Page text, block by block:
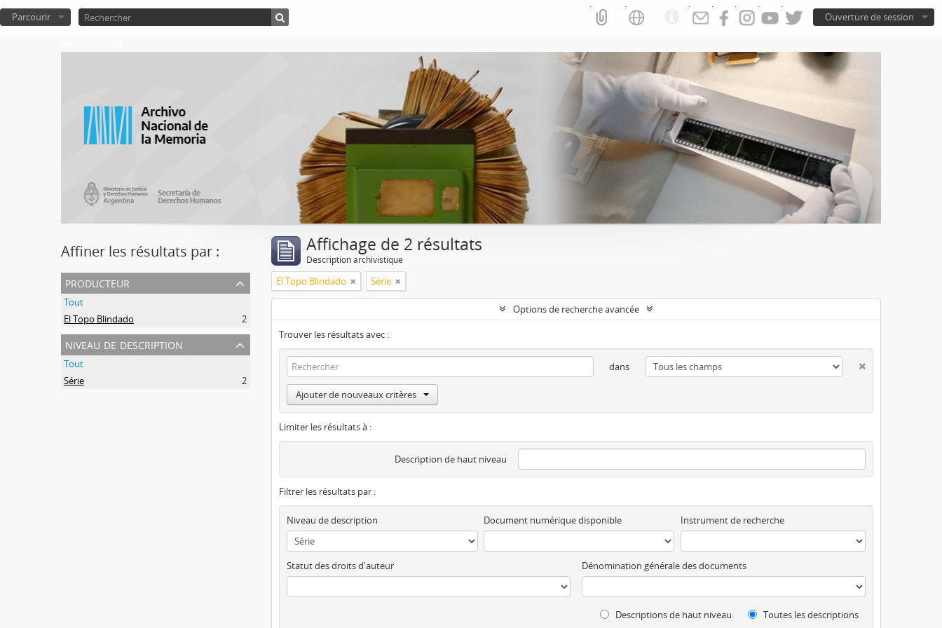
Ouverture de session
Parcourir
Affiner les résultats par :
producteur
Tout
El Topo Blindado
2
niveau de description
Tout
Série
2
Affichage de 2 résultats
Description archivistique
El Topo Blindado Série
Options de recherche avancée
Trouver les résultats avec :
dans
Ajouter de nouveaux critères
Limiter les résultats à :
Description de haut niveau
Filtrer les résultats par :
Niveau de description Document numérique disponible Instrument de recherche
Statut des droits d'auteur Dénomination générale des documents
Descriptions de haut niveau Toutes les descriptions